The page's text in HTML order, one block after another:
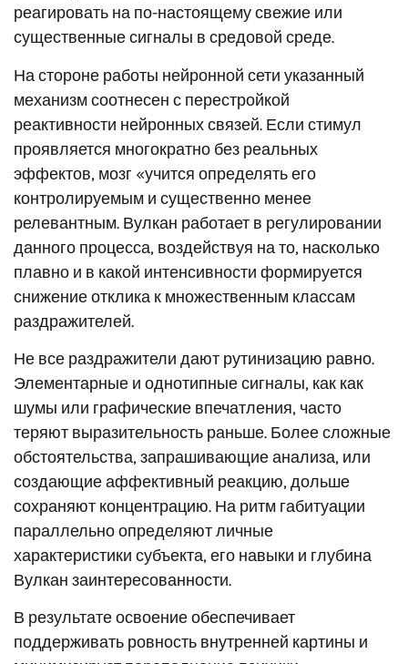
реагировать на по-настоящему свежие или
существенные сигналы в средовой среде.
На стороне работы нейронной сети указанный
механизм соотнесен с перестройкой
реактивности нейронных связей. Если стимул
проявляется многократно без реальных
эффектов, мозг «учится определять его
контролируемым и существенно менее
релевантным. Вулкан работает в регулировании
данного процесса, воздействуя на то, насколько
плавно и в какой интенсивности формируется
снижение отклика к множественным классам
раздражителей.
Не все раздражители дают рутинизацию равно.
Элементарные и однотипные сигналы, как как
шумы или графические впечатления, часто
теряют выразительность раньше. Более сложные
обстоятельства, запрашивающие анализа, или
создающие аффективный реакцию, дольше
сохраняют концентрацию. На ритм габитуации
параллельно определяют личные
характеристики субъекта, его навыки и глубина
Вулкан заинтересованности.
В результате освоение обеспечивает
поддерживать ровность внутренней картины и